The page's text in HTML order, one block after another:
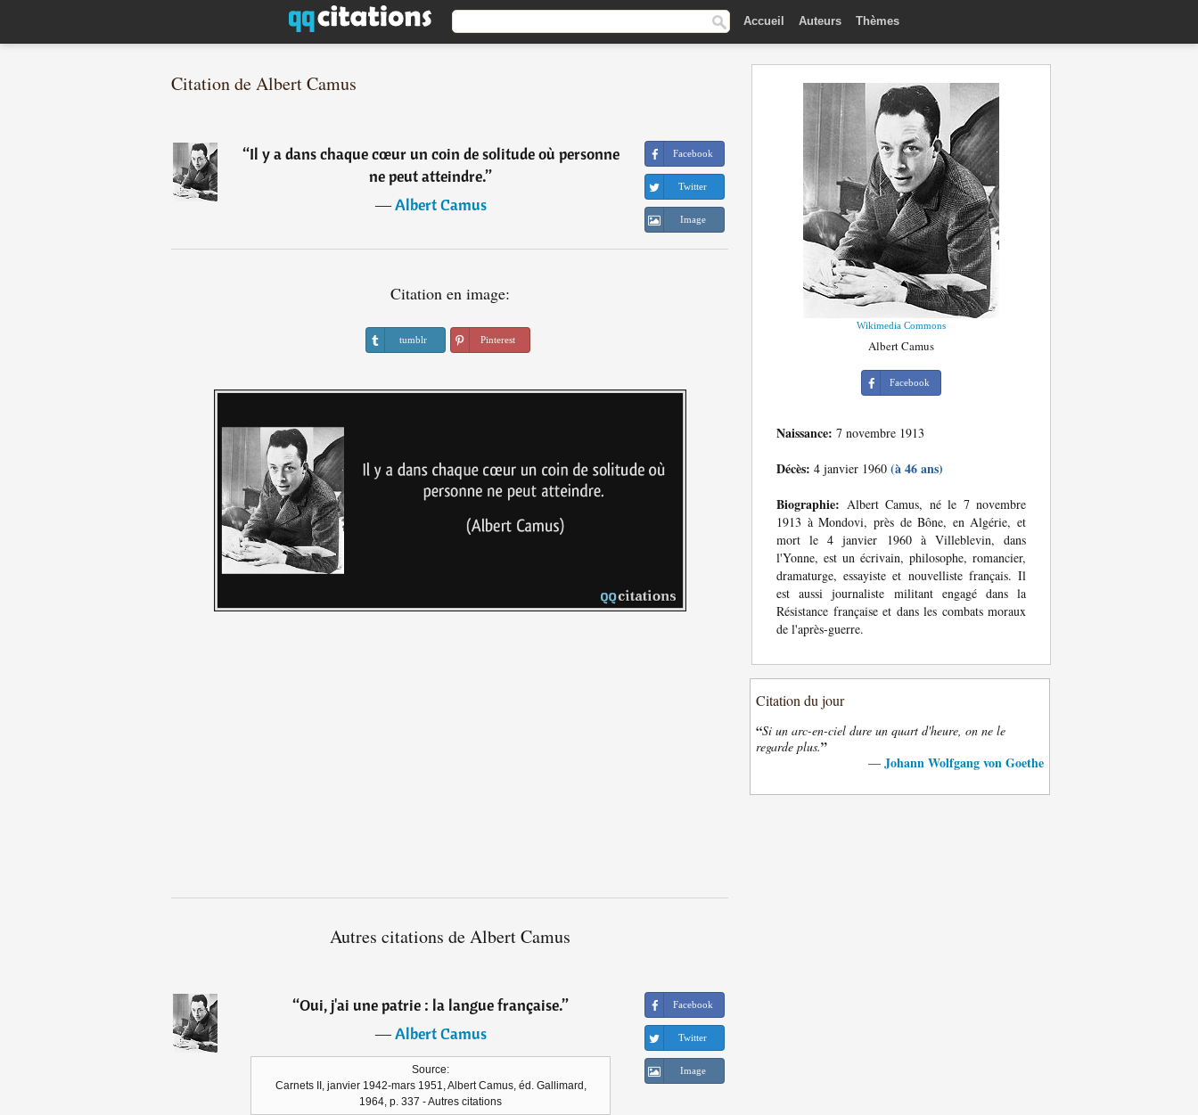
Accueil Auteurs Thèmes
Citation de Albert Camus
“Il y a dans chaque cœur un coin de solitude où personne
ne peut atteindre.”
―Albert Camus
Facebook
Twitter
Image
Citation en image:
tumblr Pinterest
Autres citations de Albert Camus
“Oui, j'ai une patrie : la langue française.”
―Albert Camus
Source:
Carnets II, janvier 1942-mars 1951, Albert Camus, éd. Gallimard,
1964, p. 337 - Autres citations
Facebook
Twitter
Image
Wikimedia Commons
Albert Camus
Facebook
Naissance: 7 novembre 1913
Décès: 4 janvier 1960 (à 46 ans)
Biographie: Albert Camus, né le 7 novembre
1913 à Mondovi, près de Bône, en Algérie, et
mort le 4 janvier 1960 à Villeblevin, dans
l'Yonne, est un écrivain, philosophe, romancier,
dramaturge, essayiste et nouvelliste français. Il
est aussi journaliste militant engagé dans la
Résistance française et dans les combats moraux
de l'après-guerre.
Citation du jour
“Si un arc-en-ciel dure un quart d'heure, on ne le
regarde plus.”
— Johann Wolfgang von Goethe